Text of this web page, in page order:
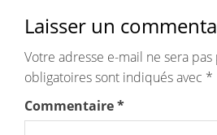
Laisser un
Votre adresse e-mail ne sera
obligatoires sont indiqués avec *
Commentaire*